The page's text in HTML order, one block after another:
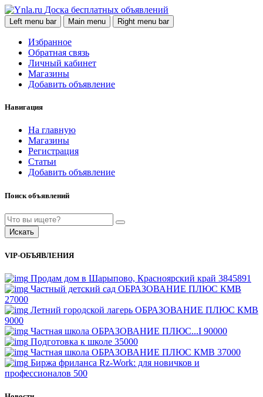
Доска бесплатных объявлений
Left menu bar Main menu Right menu bar
Избранное
Обратная связь
Личный кабинет
Магазины
Добавить объявление
Навигация
На главную
Магазины
Регистрация
Статьи
Добавить объявление
Поиск объявлений
Искать
VIP-ОБЪЯВЛЕНИЯ
Продам дом в Шарыпово, Красноярский край 3845891
Частный детский сад ОБРАЗОВАНИЕ ПЛЮС КМВ
27000
Летний городской лагерь ОБРАЗОВАНИЕ ПЛЮС КМВ
9000
Частная школа ОБРАЗОВАНИЕ ПЛЮС...I 90000
Подготовка к школе 35000
Частная школа ОБРАЗОВАНИЕ ПЛЮС КМВ 37000
Биржа фриланса Rz-Work: для новичков и
профессионалов 500